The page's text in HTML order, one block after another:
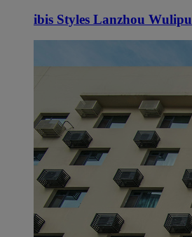
ibis Styles Lanzhou Wulipu